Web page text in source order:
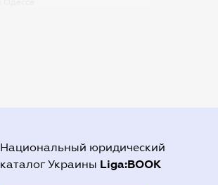
Национальный юридический
каталог Украины Liga:BOOK